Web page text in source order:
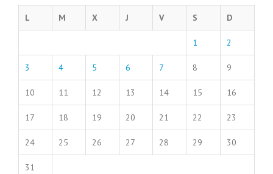
L M X J V S D
1 2
3 4 5 6 7 8 9
10 11 12 13 14 15 16
17 18 19 20 21 22 23
24 25 26 27 28 29 30
31